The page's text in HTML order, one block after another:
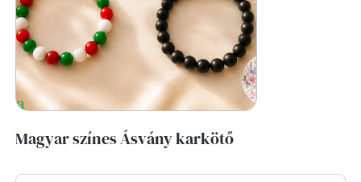
Magyar színes Ásvány karkötő